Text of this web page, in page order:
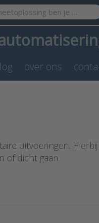
will appear
over ons
uitvoeringen. Hierbij
of dicht gaan.